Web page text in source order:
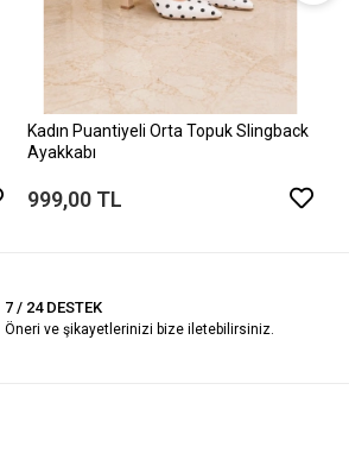
Kadın Puantiyeli Orta Topuk Slingback
Ayakkabı
999,00 TL
7 / 24 DESTEK
Öneri ve şikayetlerinizi bize iletebilirsiniz.